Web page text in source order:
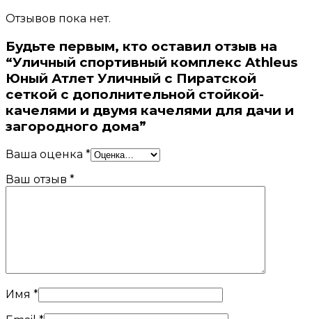
Отзывов пока нет.
Будьте первым, кто оставил отзыв на
“Уличный спортивный комплекс Athleus
Юный Атлет Уличный с Пиратской
сеткой с дополнительной стойкой-
качелями и двумя качелями для дачи и
загородного дома”
Ваша оценка *
Ваш отзыв *
Имя *